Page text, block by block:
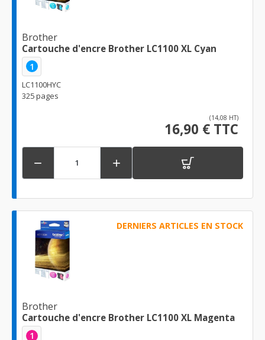
Brother
Cartouche d'encre Brother LC1100 XL Cyan
1
LC1100HYC
325 pages
(14,08 HT)
16,90 € TTC
 
DERNIERS ARTICLES EN STOCK
Brother
Cartouche d'encre Brother LC1100 XL Magenta
1